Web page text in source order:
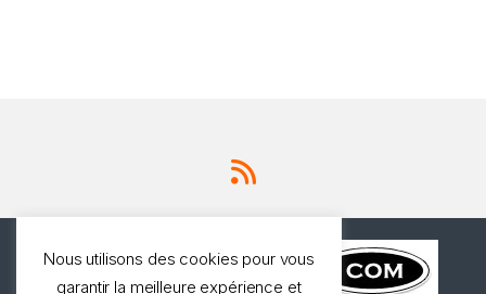
Nous utilisons des cookies pour vous
garantir la meilleure expérience et